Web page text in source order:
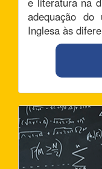
adequação
Inglesa às